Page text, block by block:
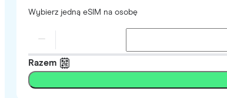
Wybierz jedną eSIM na osobę
Razem